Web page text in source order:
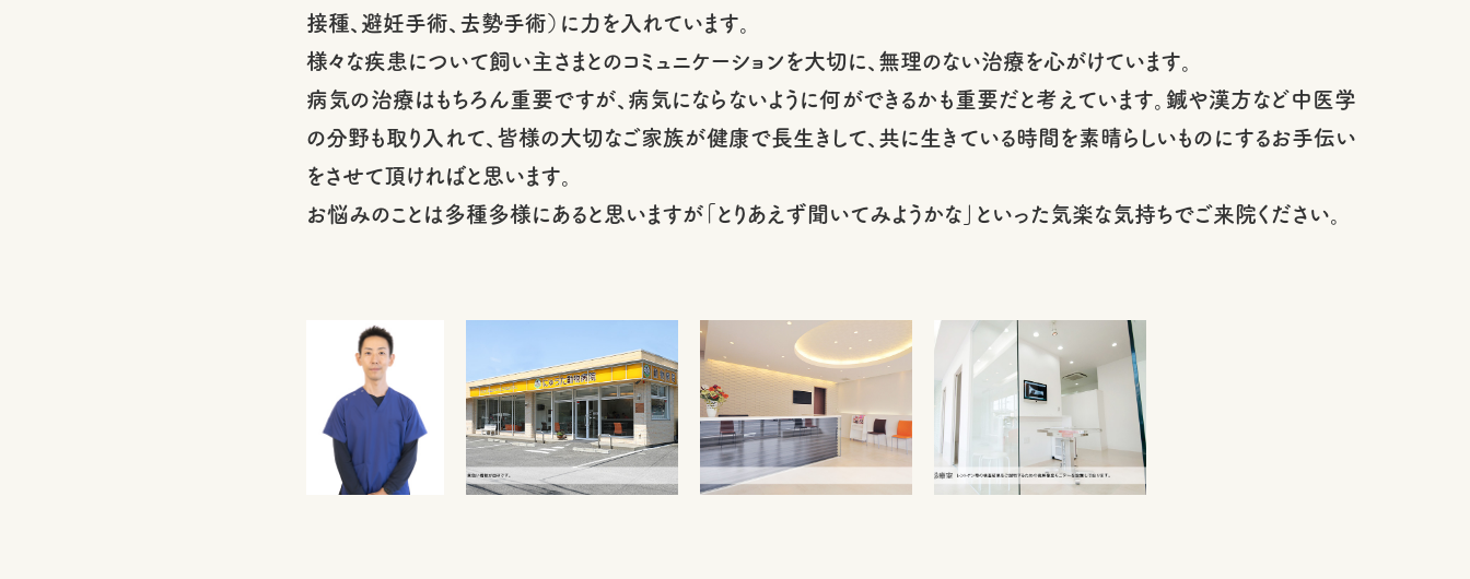
接種、避妊手術、去勢手術）に力を入れています。
様々な疾患について飼い主さまとのコミュニケーションを大切に、無理のない治療を心がけています。
病気の治療はもちろん重要ですが、病気にならないように何ができるかも重要だと考えています。鍼や漢方など中医学
の分野も取り入れて、皆様の大切なご家族が健康で長生きして、共に生きている時間を素晴らしいものにするお手伝い
をさせて頂ければと思います。
お悩みのことは多種多様にあると思いますが「とりあえず聞いてみようかな」といった気楽な気持ちでご来院ください。